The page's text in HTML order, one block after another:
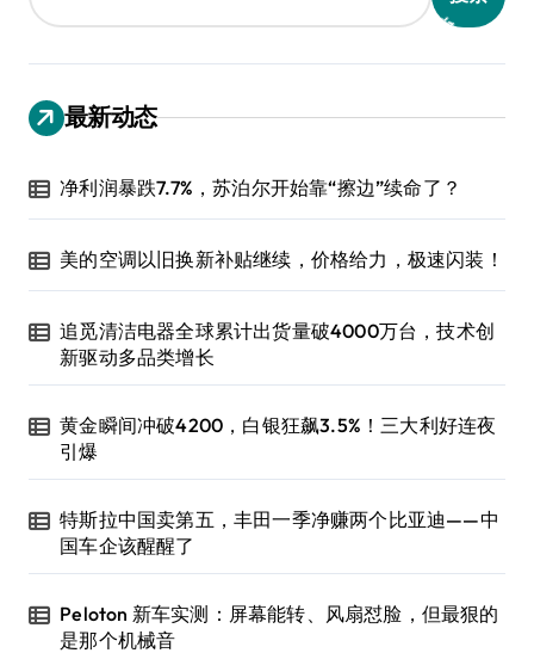
最新动态
净利润暴跌7.7%，苏泊尔开始靠“擦边”续命了？
美的空调以旧换新补贴继续，价格给力，极速闪装！
追觅清洁电器全球累计出货量破4000万台，技术创
新驱动多品类增长
黄金瞬间冲破4200，白银狂飙3.5%！三大利好连夜
引爆
特斯拉中国卖第五，丰田一季净赚两个比亚迪——中
国车企该醒醒了
Peloton 新车实测：屏幕能转、风扇怼脸，但最狠的
是那个机械音